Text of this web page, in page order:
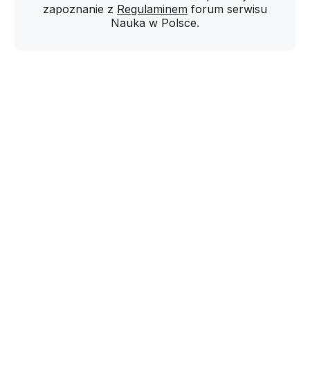
zapoznanie z Regulaminem forum serwisu
Nauka w Polsce.